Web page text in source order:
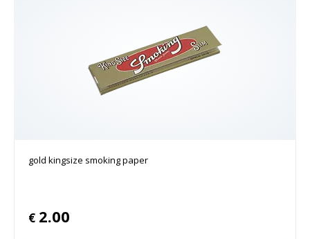
gold kingsize smoking paper
€ 2.00